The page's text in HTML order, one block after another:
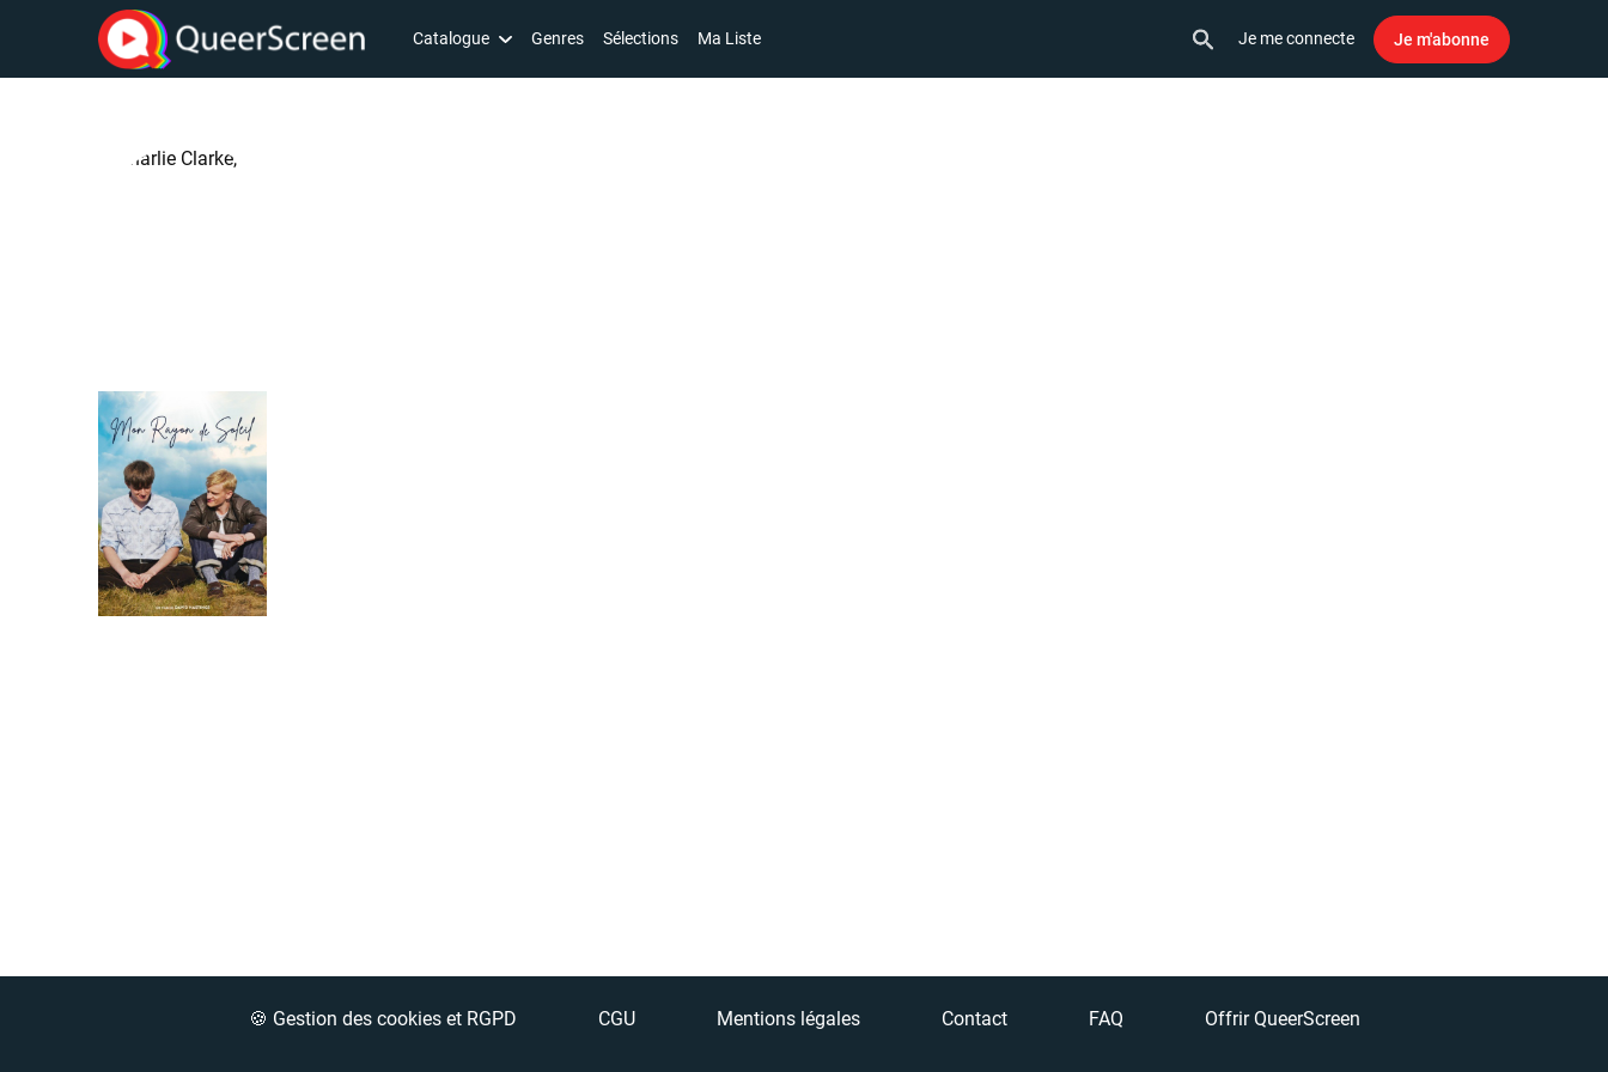
Catalogue Genres Sélections Ma Liste Je me connecte Je m'abonne
🍪 Gestion des cookies et RGPD CGU Mentions légales Contact FAQ Offrir QueerScreen